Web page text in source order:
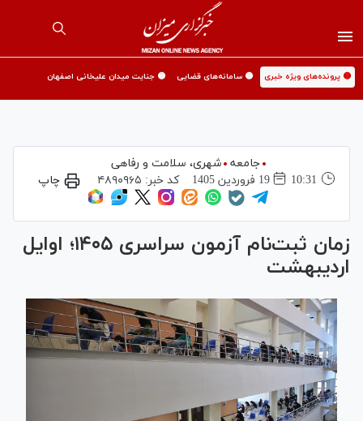
🟡 پرونده‌های ویژه خبری 🟡 سامانه‌های قضایی 🟡 جنایت میدان علیخانی اصفهان
جامعه
شهری،‌ سلامت و رفاهی
10:31
19 فروردين 1405 کد خبر: ۴۸۹۰۹۶۵ چاپ
زمان ثبت‌نام آزمون سراسری ۱۴۰۵؛ اوایل
اردیبهشت